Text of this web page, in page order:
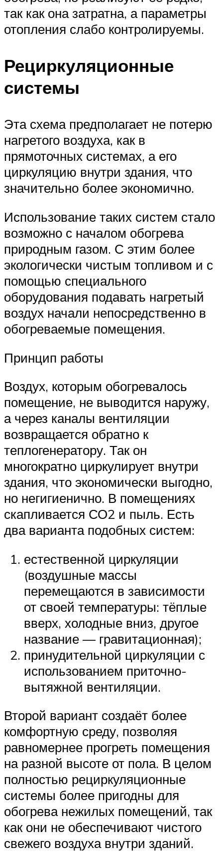
так как она затратна, а параметры
отопления слабо контролируемы.
Рециркуляционные
системы
Эта схема предполагает не потерю
нагретого воздуха, как в
прямоточных системах, а его
циркуляцию внутри здания, что
значительно более экономично.
Использование таких систем стало
возможно с началом обогрева
природным газом. С этим более
экологически чистым топливом и с
помощью специального
оборудования подавать нагретый
воздух начали непосредственно в
обогреваемые помещения.
Принцип работы
Воздух, которым обогревалось
помещение, не выводится наружу,
а через каналы вентиляции
возвращается обратно к
теплогенератору. Так он
многократно циркулирует внутри
здания, что экономически выгодно,
но негигиенично. В помещениях
скапливается СО2 и пыль. Есть
два варианта подобных систем:
естественной циркуляции
(воздушные массы
перемещаются в зависимости
от своей температуры: тёплые
вверх, холодные вниз, другое
название — гравитационная);
принудительной циркуляции с
использованием приточно-
вытяжной вентиляции.
Второй вариант создаёт более
комфортную среду, позволяя
равномернее прогреть помещения
на разной высоте от пола. В целом
полностью рециркуляционные
системы более пригодны для
обогрева нежилых помещений, так
как они не обеспечивают чистого
свежего воздуха внутри зданий.